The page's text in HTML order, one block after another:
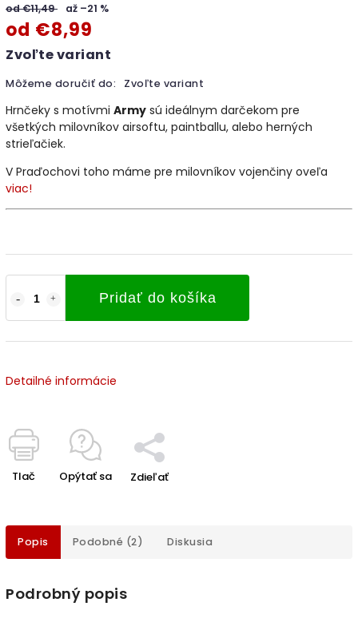
od €11,49 až –21 %
od €8,99
Zvoľte variant
Môžeme doručiť do: Zvoľte variant
Pridať do košíka
Hrnčeky s motívmi Army sú ideálnym darčekom pre
všetkých milovníkov airsoftu, paintballu, alebo herných
strieľačiek.
V Praďochovi toho máme pre milovníkov vojenčiny oveľa
viac!
Detailné informácie
Tlač Opýtať sa Zdieľať
Popis Podobné (2) Diskusia
Podrobný popis